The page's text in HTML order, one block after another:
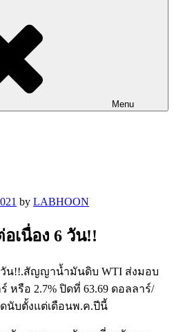
Menu
by LABHOON
เนื่อง 6 วัน!!
วัน!!.สัญญาน้ำมันดิบ WTI ส่งมอบ
หรือ 2.7% ปิดที่ 63.69 ดอลลาร์/
นับตั้งแต่เดือนพ.ค.ปีนี้